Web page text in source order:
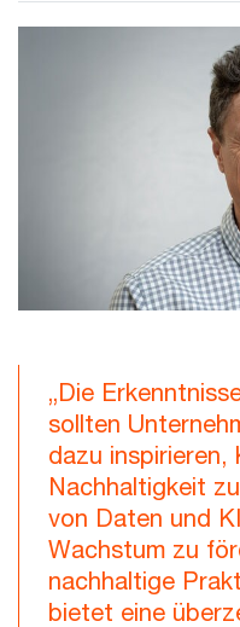
„Die
sollten
dazu inspirieren,
Nachhaltigkeit
von Daten und
Wachstum zu
nachhaltige
bietet eine